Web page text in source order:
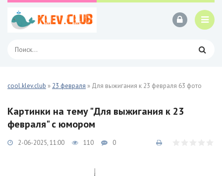
cool.klev.club » 23 февраля » Для выжигания к 23 февраля 63 фото
Картинки на тему "Для выжигания к 23
февраля" с юмором
2-06-2025, 11:00 110 0